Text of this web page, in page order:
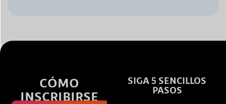
CÓMO
INSCRIBIRSE
SIGA 5 SENCILLOS
PASOS